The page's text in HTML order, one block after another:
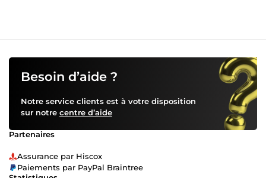
Besoin d’aide ?
Notre service clients est à votre disposition
sur notre centre d’aide
Partenaires
Assurance par Hiscox
Paiements par PayPal Braintree